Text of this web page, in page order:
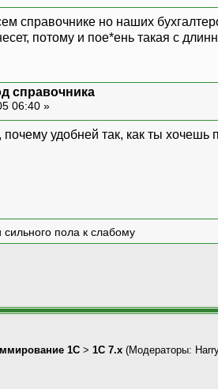
справочнике но наших
потому и пое*ень такая с
справочника
06:40 »
удобней так, как ты хочешь
пола к слабому
1С > 1С 7.x (Модераторы: Harry